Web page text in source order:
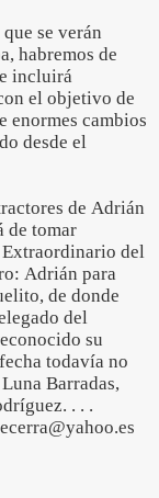
se verán
habremos de
incluirá
el objetivo de
enormes cambios
desde el
de Adrián
de tomar
Extraordinario del
Adrián para
de donde
del
su
todavía no
Barradas,
. . .